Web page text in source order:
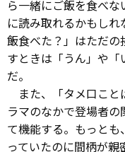
ら一緒にご飯を食べな
に読み取れるかもし
飯食べた？」はただ
すときは「うん」や
だ。
また、「タメ口こと
ラマのなかで登場者
て機能する。もっと
っていたのに間柄が